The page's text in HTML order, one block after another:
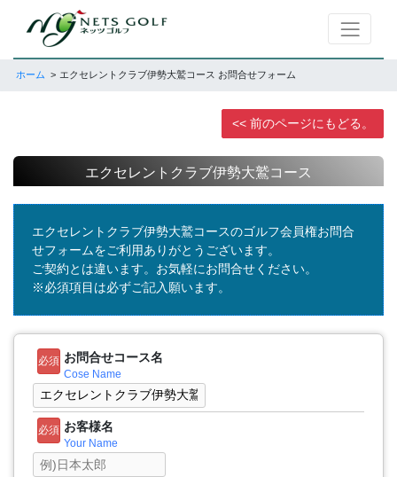
ホーム エクセレントクラブ伊勢大鷲コース お問合せフォーム
<< 前のページにもどる。
エクセレントクラブ伊勢大鷲コース
エクセレントクラブ伊勢大鷲コースのゴルフ会員権お問合
せフォームをご利用ありがとうございます。
ご契約とは違います。お気軽にお問合せください。
※必須項目は必ずご記入願います。
必須 お問合せコース名
Cose Name
必須 お客様名
Your Name